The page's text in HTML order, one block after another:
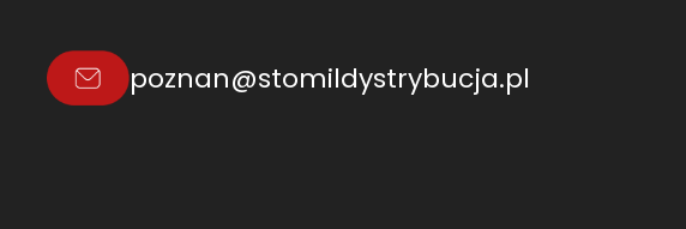
A
poznan@stomildystrybucja.pl